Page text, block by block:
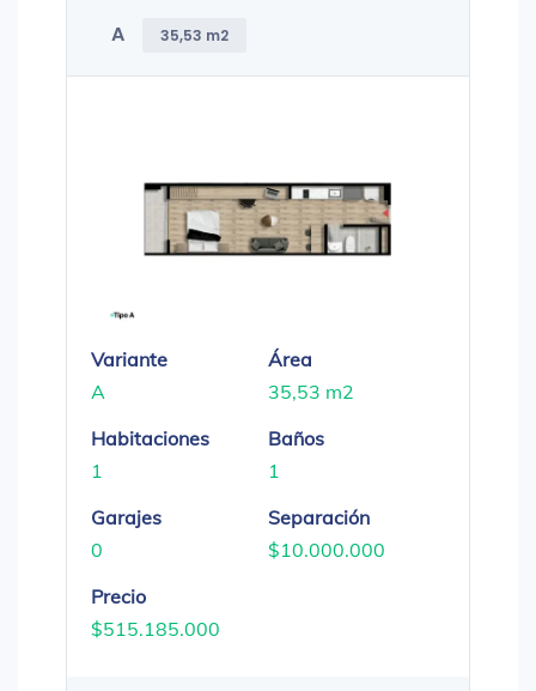
A 35,53 m2
Variante
A
Área
35,53 m2
Habitaciones
1
Baños
1
Garajes
0
Separación
$10.000.000
Precio
$515.185.000